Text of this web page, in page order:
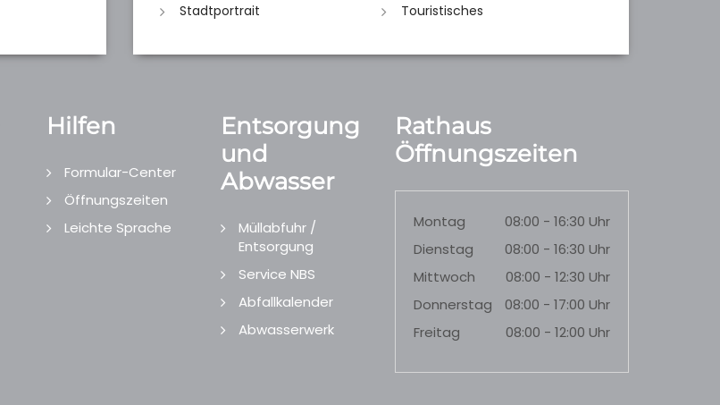
Stadtportrait
Touristisches
Hilfen
Formular-Center
Öffnungszeiten
Leichte Sprache
Entsorgung
und
Abwasser
Müllabfuhr /
Entsorgung
Service NBS
Abfallkalender
Abwasserwerk
Rathaus
Öffnungszeiten
Montag
08:00 - 16:30 Uhr
Dienstag
08:00 - 16:30 Uhr
Mittwoch
08:00 - 12:30 Uhr
Donnerstag
08:00 - 17:00 Uhr
Freitag
08:00 - 12:00 Uhr